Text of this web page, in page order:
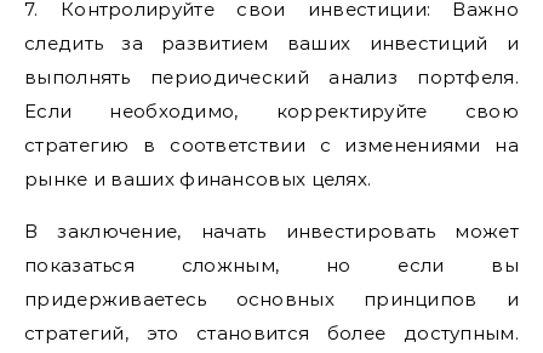
7. Контролируйте свои инвестиции: Важно
следить за развитием ваших инвестиций и
выполнять периодический анализ портфеля.
Если необходимо, корректируйте свою
стратегию в соответствии с изменениями на
рынке и ваших финансовых целях.
В заключение, начать инвестировать может
показаться сложным, но если вы
придерживаетесь основных принципов и
стратегий, это становится более доступным.